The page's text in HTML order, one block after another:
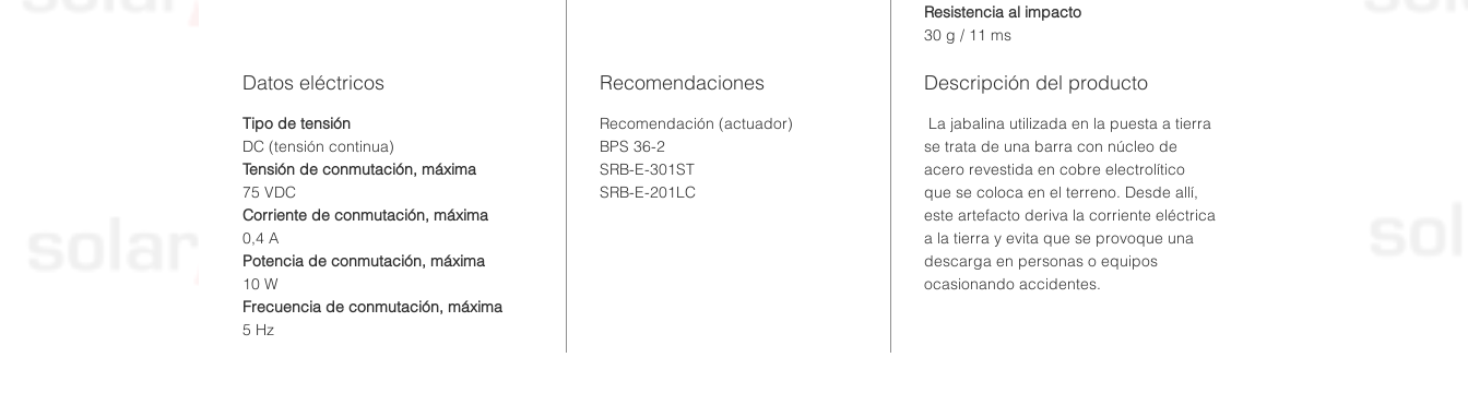
Resistencia al impacto
30 g / 11 ms
Datos eléctricos
Tipo de tensión
DC (tensión continua)
Tensión de conmutación, máxima
75 VDC
Corriente de conmutación, máxima
0,4 A
Potencia de conmutación, máxima
10 W
Frecuencia de conmutación, máxima
5 Hz
Recomendaciones
Recomendación (actuador)
BPS 36-2
SRB-E-301ST
SRB-E-201LC
Descripción del producto
La jabalina utilizada en la puesta a tierra
se trata de una barra con núcleo de
acero revestida en cobre electrolítico
que se coloca en el terreno. Desde allí,
este artefacto deriva la corriente eléctrica
a la tierra y evita que se provoque una
descarga en personas o equipos
ocasionando accidentes.